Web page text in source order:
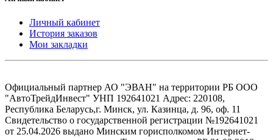
Личный кабинет
История заказов
Мои закладки
Официальный партнер АО "ЭВАН" на территории РБ ООО
"АвтоТрейдИнвест" УНП 192641021 Адрес: 220108,
Республика Беларусь,г. Минск, ул. Казинца, д. 96, оф. 11
Свидетельство о государственной регистрации №192641021
от 25.04.2026 выдано Минским горисполкомом Интернет-